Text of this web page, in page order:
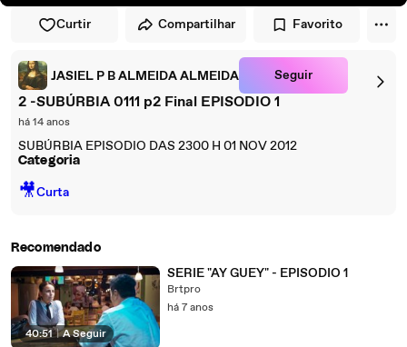
Curtir Compartilhar Favorito
JASIEL P B ALMEIDA ALMEIDA Seguir
2 -SUBÚRBIA 0111 p2 Final EPISODIO 1
há 14 anos
SUBÚRBIA EPISODIO DAS 2300 H 01 NOV 2012
Categoria
🎥Curta
Recomendado
40:51 | A Seguir
SERIE "AY GUEY" - EPISODIO 1
Brtpro
há 7 anos